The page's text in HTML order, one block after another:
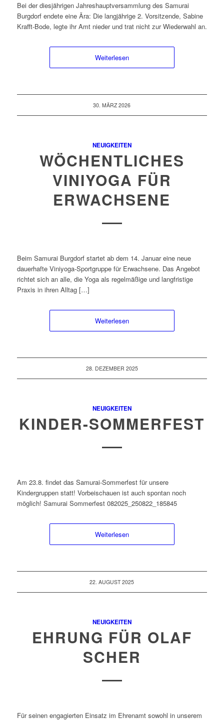
Bei der diesjährigen Jahreshauptversammlung des Samurai
Burgdorf endete eine Ära: Die langjährige 2. Vorsitzende, Sabine
Krafft-Bode, legte ihr Amt nieder und trat nicht zur Wiederwahl an.
Weiterlesen
30. MÄRZ 2026
NEUIGKEITEN
WÖCHENTLICHES
VINIYOGA FÜR
ERWACHSENE
Beim Samurai Burgdorf startet ab dem 14. Januar eine neue
dauerhafte Viniyoga-Sportgruppe für Erwachsene. Das Angebot
richtet sich an alle, die Yoga als regelmäßige und langfristige
Praxis in ihren Alltag […]
Weiterlesen
28. DEZEMBER 2025
NEUIGKEITEN
KINDER-SOMMERFEST
Am 23.8. findet das Samurai-Sommerfest für unsere
Kindergruppen statt! Vorbeischauen ist auch spontan noch
möglich! Samurai Sommerfest 082025_250822_185845
Weiterlesen
22. AUGUST 2025
NEUIGKEITEN
EHRUNG FÜR OLAF
SCHER
Für seinen engagierten Einsatz im Ehrenamt sowohl in unserem